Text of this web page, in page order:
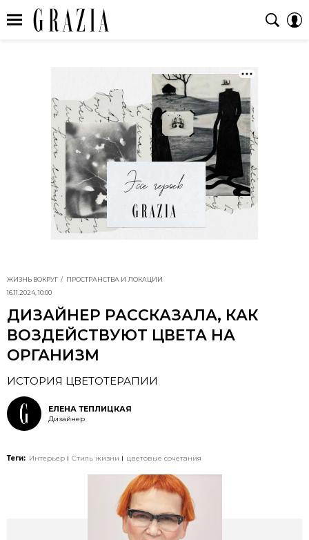
ЖИЗНЬ ВОКРУГ
ПРОСТРАНСТВА И ЛОКАЦИИ
16.11.2024, 10:00
ДИЗАЙНЕР РАССКАЗАЛА, КАК
ВОЗДЕЙСТВУЮТ ЦВЕТА НА
ОРГАНИЗМ
ИСТОРИЯ ЦВЕТОТЕРАПИИ
ЕЛЕНА ТЕПЛИЦКАЯ
Дизайнер
Теги: Интерьер Стиль жизни цветовые сочетания